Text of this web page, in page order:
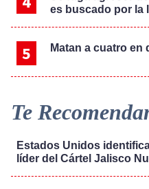
es buscado por la
Matan a cuatro
Te
Estados Unidos
líder del Cártel Jalisco